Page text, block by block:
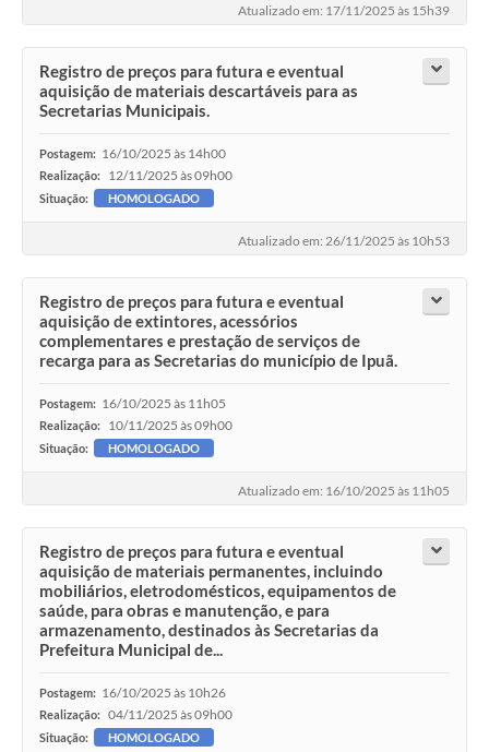
Atualizado em: 17/11/2025 às 15h39
Registro de preços para futura e eventual
aquisição de materiais descartáveis para as
Secretarias Municipais.
Postagem: 16/10/2025 às 14h00
Realização: 12/11/2025 às 09h00
Situação: HOMOLOGADO
Atualizado em: 26/11/2025 às 10h53
Registro de preços para futura e eventual
aquisição de extintores, acessórios
complementares e prestação de serviços de
recarga para as Secretarias do município de Ipuã.
Postagem: 16/10/2025 às 11h05
Realização: 10/11/2025 às 09h00
Situação: HOMOLOGADO
Atualizado em: 16/10/2025 às 11h05
Registro de preços para futura e eventual
aquisição de materiais permanentes, incluindo
mobiliários, eletrodomésticos, equipamentos de
saúde, para obras e manutenção, e para
armazenamento, destinados às Secretarias da
Prefeitura Municipal de...
Postagem: 16/10/2025 às 10h26
Realização: 04/11/2025 às 09h00
Situação: HOMOLOGADO